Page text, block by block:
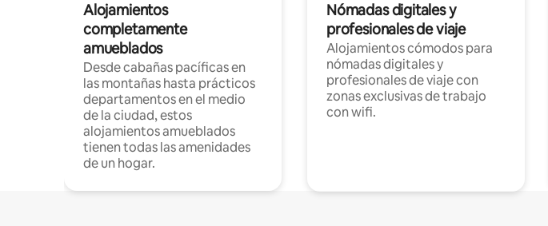
Alojamientos
completamente
amueblados
Desde cabañas pacíficas en
las montañas hasta prácticos
departamentos en el medio
de la ciudad, estos
alojamientos amueblados
tienen todas las amenidades
de un hogar.
Nómadas digitales y
profesionales de viaje
Alojamientos cómodos para
nómadas digitales y
profesionales de viaje con
zonas exclusivas de trabajo
con wifi.